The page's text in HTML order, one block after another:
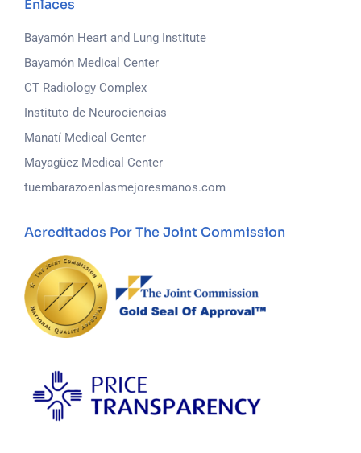
Enlaces
Bayamón Heart and Lung Institute
Bayamón Medical Center
CT Radiology Complex
Instituto de Neurociencias
Manatí Medical Center
Mayagüez Medical Center
tuembarazoenlasmejoresmanos.com
Acreditados Por The Joint Commission